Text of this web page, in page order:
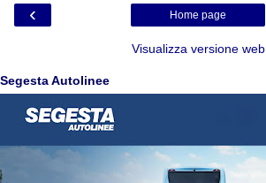
‹ Home page
Visualizza versione web
Segesta Autolinee